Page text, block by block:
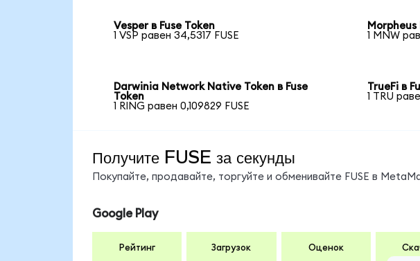
Vesper в Fuse Token
1 VSP равен 34,5317 FUSE
Morpheus
1 MNW
Darwinia Network Native Token в Fuse
Token
1 RING равен 0,109829 FUSE
TrueFi в
1 TRU
Получите FUSE за секунды
Покупайте, продавайте, торгуйте и обменивайте FUSE в
Google Play
Рейтинг Загрузок Оценок